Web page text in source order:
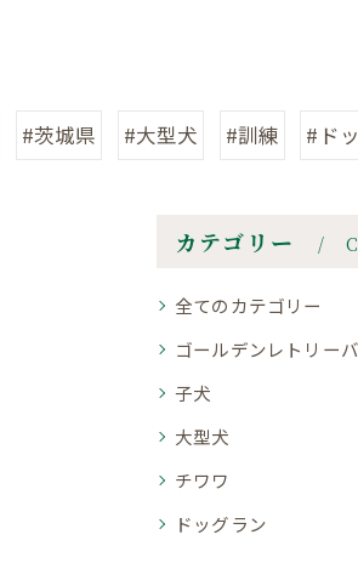
#茨城県 #大型犬 #訓練 #ド
カテゴリー
全てのカテゴリー
ゴールデンレトリー
子犬
大型犬
チワワ
ドッグラン